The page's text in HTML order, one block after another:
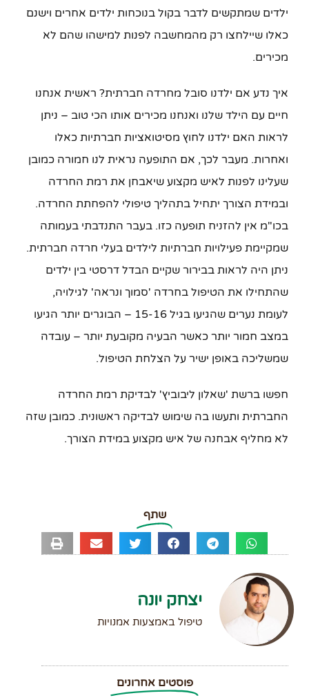
ילדים שמתקשים לדבר בקול בנוכחות ילדים אחרים וישנם
כאלו שיילחצו רק מהמחשבה לפנות למישהו שהם לא
מכירים.
איך נדע אם ילדנו סובל מחרדה חברתית? ראשית אנחנו
חיים עם הילד שלנו ואנחנו מכירים אותו הכי טוב – ניתן
לראות האם ילדנו לחוץ מסיטואציות חברתיות כאלו
ואחרות. מעבר לכך, אם התופעה נראית לנו חמורה כמובן
שעלינו לפנות לאיש מקצוע שיאבחן את רמת החרדה
ובמידת הצורך יתחיל בתהליך טיפולי להפחתת החרדה.
בכו"מ אין להזניח תופעה כזו. בעבר התנדבתי בעמותה
שמקיימת פעילויות חברתיות לילדים בעלי חרדה חברתית.
ניתן היה לראות בבירור שקיים הבדל דרסטי בין ילדים
שהתחילו את הטיפול בחרדה 'סמוך ונראה' לגילויה,
לעומת נערים שהגיעו בגיל 15-16 – הבוגרים יותר הגיעו
במצב חמור יותר כאשר הבעיה מקובעת יותר – עובדה
שמשליכה באופן ישיר על הצלחת הטיפול.
חפשו ברשת 'שאלון ליבוביץ' לבדיקת רמת החרדה
החברתית ותעשו בה שימוש לבדיקה ראשונית. כמובן שזה
לא מחליף אבחנה של איש מקצוע במידת הצורך.
שתף
יצחק יונה
טיפול באמצעות אמנויות
פוסטים אחרונים